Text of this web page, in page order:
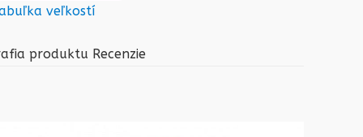
veľkostí
produktu Recenzie